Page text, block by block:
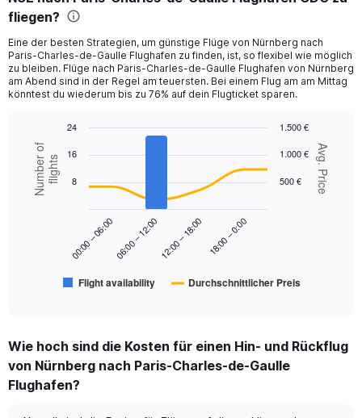
categories.
The
chart
has
1
Y
displaying
Range:
360.
fliegen?
Eine der besten Strategien, um günstige Flüge von Nürnberg nach
Paris-Charles-de-Gaulle Flughafen zu finden, ist, so flexibel wie möglich
zu bleiben. Flüge nach Paris-Charles-de-Gaulle Flughafen von Nürnberg
am Abend sind in der Regel am teuersten. Bei einem Flug am am Mittag
könntest du wiederum bis zu 76% auf dein Flugticket sparen.
Combination
chart
with
data
categories.
Range:
6
categories.
Chart
graphic.
Avg. Price
Number offlights
Flight availability Durchschnittlicher Preis
00:00 – 06:0006:00 – 12:0012:00 – 18:00 18:00 – 0:00
500 €
1.000 €
1.500 €
8
16
24
Wie hoch sind die Kosten für einen Hin- und Rückflug
von Nürnberg nach Paris-Charles-de-Gaulle
Flughafen?